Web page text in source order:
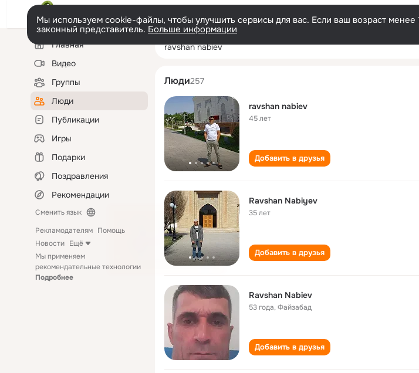
Мы используем cookie-файлы, чтобы улучшить сервисы для вас. Если ваш возраст
законный представитель. Больше информации
Левая
колонкаГлавная
Видео
Группы
Люди
Публикации
Игры
Подарки
Поздравления
Рекомендации
Сменить язык
Рекламодателям Помощь
Новости Ещё
Мы применяем
рекомендательные технологии
Подробнее
ravshan nabiev
Люди257
ravshan nabiev
45 лет
Добавить в друзья
Ravshan Nabiyev
35 лет
Добавить в друзья
Ravshan Nabiev
53 года,Файзабад
Добавить в друзья